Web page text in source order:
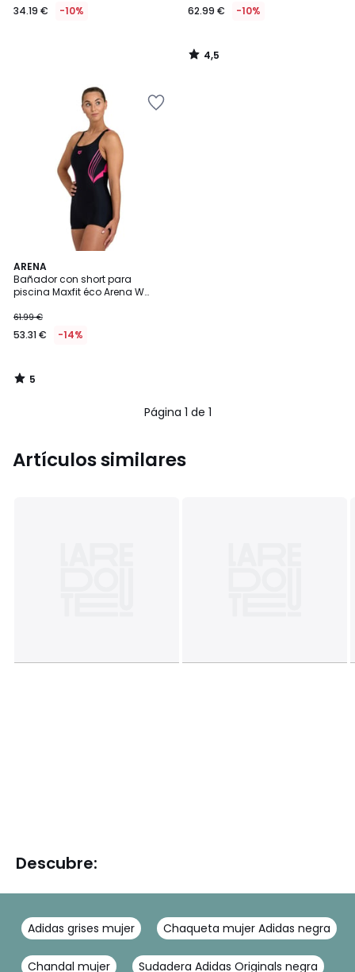
34.19 € -10% 62.99 € -10%
4,5
/
ARENA
Bañador con short para
piscina Maxfit éco Arena W
61.99 €
53.31 € -14%
5
/
5
5
/
Página 1 de 1
Artículos similares
Descubre:
Adidas grises mujer Chaqueta mujer Adidas negra
Chandal mujer Sudadera Adidas Originals negra